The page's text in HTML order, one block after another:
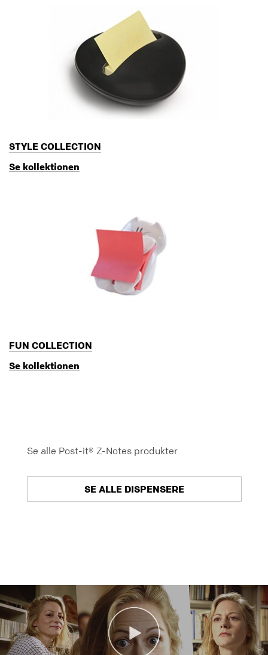
STYLE COLLECTION
Se kollektionen
FUN COLLECTION
Se kollektionen
Se alle Post-it® Z-Notes produkter
SE ALLE DISPENSERE